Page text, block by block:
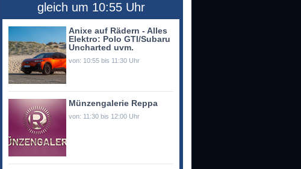
gleich um 10:55 Uhr
Anixe auf Rädern - Alles
Elektro: Polo GTI/Subaru
Uncharted uvm.
von: 10:55 bis 11:30 Uhr
Münzengalerie Reppa
von: 11:30 bis 12:00 Uhr